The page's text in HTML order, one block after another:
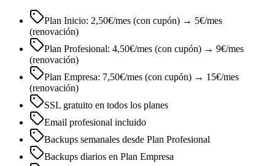
Plan Inicio: 2,50€/mes (con cupón) → 5€/mes
(renovación)
Plan Profesional: 4,50€/mes (con cupón) → 9€/mes
(renovación)
Plan Empresa: 7,50€/mes (con cupón) → 15€/mes
(renovación)
SSL gratuito en todos los planes
Email profesional incluido
Backups semanales desde Plan Profesional
Backups diarios en Plan Empresa